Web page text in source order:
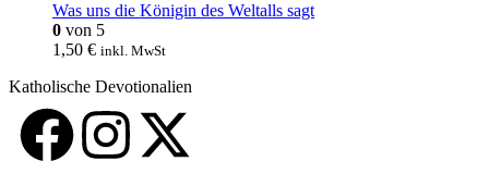
Was uns die Königin des Weltalls sagt
0 von 5
1,50 € inkl. MwSt
Katholische Devotionalien